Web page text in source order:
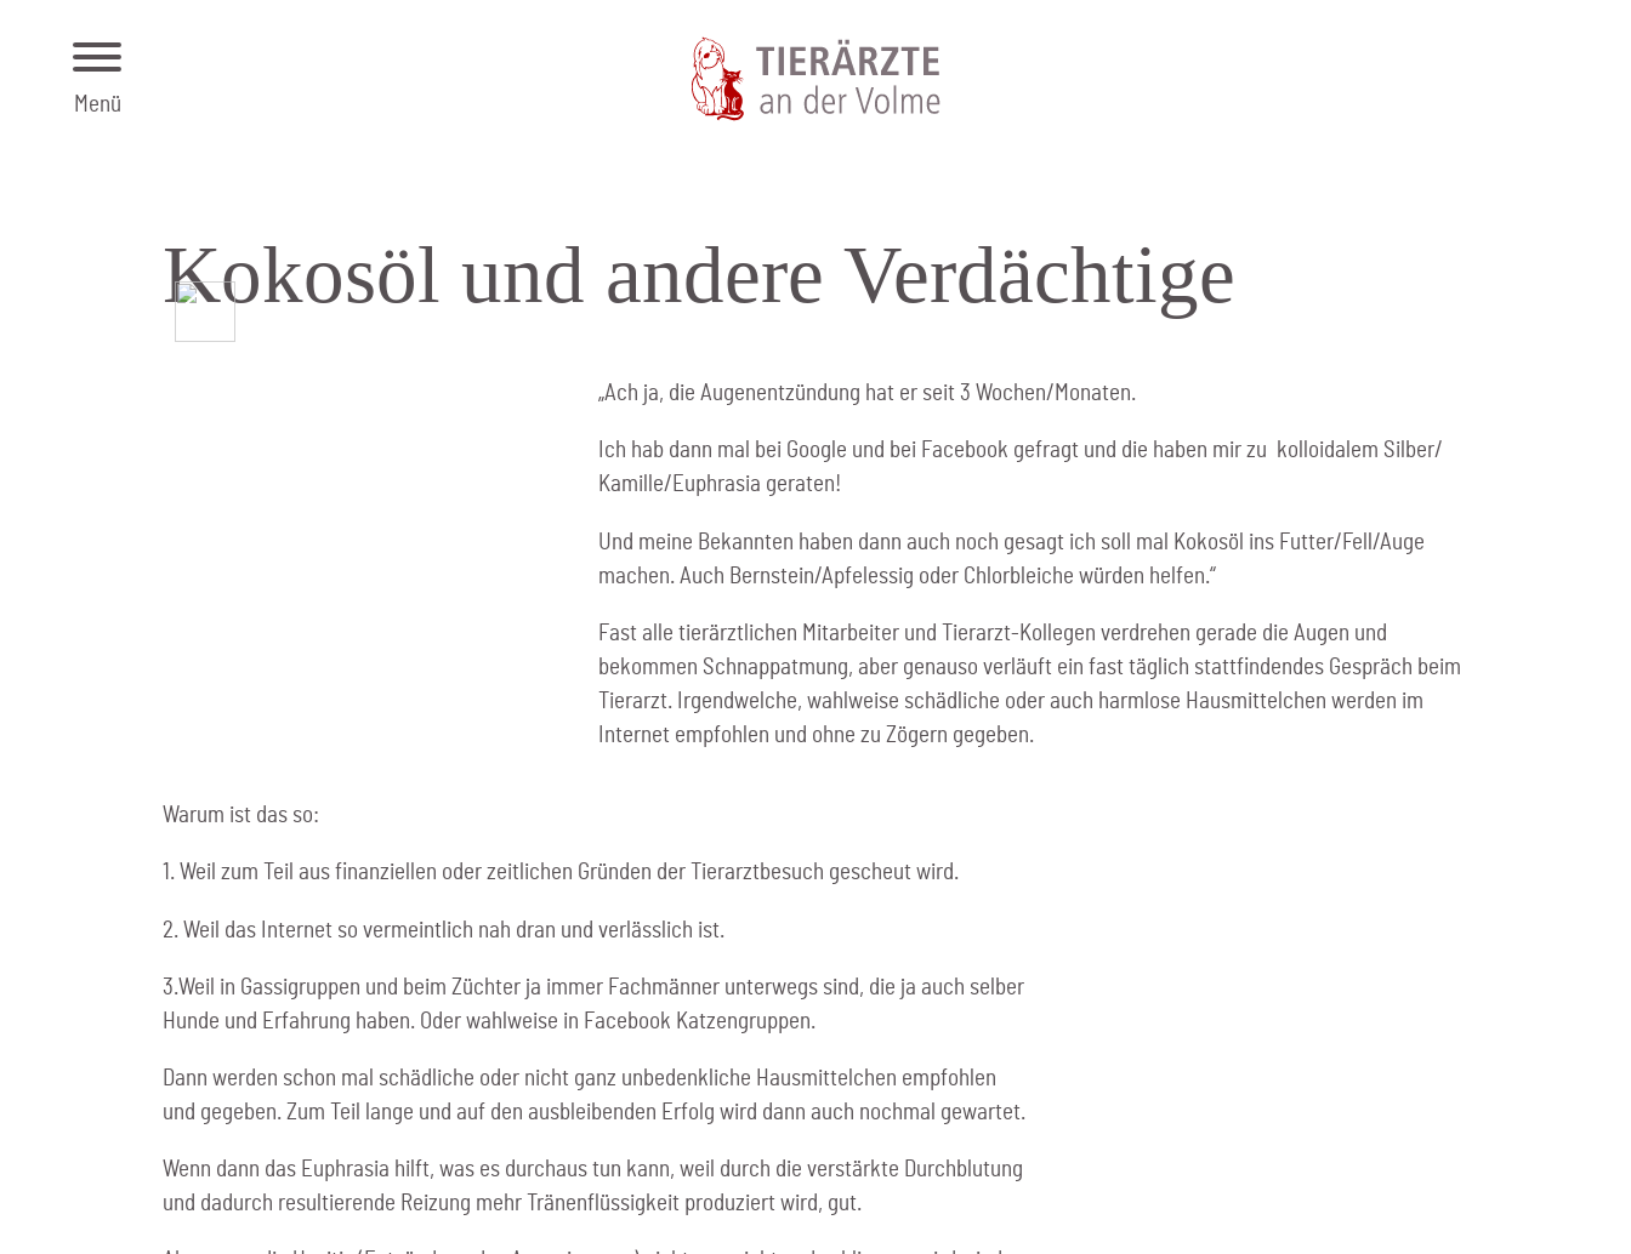
Menü
Kokos­öl und andere Ver­dächtige
„Ach ja, die Augenentzündung hat er seit 3 Wochen/Monaten.
Ich hab dann mal bei Google und bei Facebook gefragt und die haben mir zu kolloidalem Silber/
Kamille/Euphrasia geraten!
Und meine Bekannten haben dann auch noch gesagt ich soll mal Kokosöl ins Futter/Fell/Auge
machen. Auch Bernstein/Apfelessig oder Chlorbleiche würden helfen.“
Fast alle tierärztlichen Mitarbeiter und Tierarzt-Kollegen verdrehen gerade die Augen und
bekommen Schnappatmung, aber genauso verläuft ein fast täglich stattfindendes Gespräch beim
Tierarzt. Irgendwelche, wahlweise schädliche oder auch harmlose Hausmittelchen werden im
Internet empfohlen und ohne zu Zögern gegeben.
Warum ist das so:
1. Weil zum Teil aus finanziellen oder zeitlichen Gründen der Tierarztbesuch gescheut wird.
2. Weil das Internet so vermeintlich nah dran und verlässlich ist.
3.Weil in Gassigruppen und beim Züchter ja immer Fachmänner unterwegs sind, die ja auch selber
Hunde und Erfahrung haben. Oder wahlweise in Facebook Katzengruppen.
Dann werden schon mal schädliche oder nicht ganz unbedenkliche Hausmittelchen empfohlen
und gegeben. Zum Teil lange und auf den ausbleibenden Erfolg wird dann auch nochmal gewartet.
Wenn dann das Euphrasia hilft, was es durchaus tun kann, weil durch die verstärkte Durchblutung
und dadurch resultierende Reizung mehr Tränenflüssigkeit produziert wird, gut.